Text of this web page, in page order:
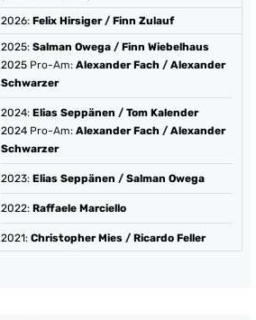
2026: Felix Hirsiger/ Finn Zulauf
2025: Salman Owega / Finn Wiebelhaus
2025 Pro-Am: Alexander Fach / Alexander
Schwarzer
2024: Elias Seppänen / Tom Kalender
2024 Pro-Am: Alexander Fach / Alexander
Schwarzer
2023: Elias Seppänen / Salman Owega
2022: Raffaele Marciello
2021: Christopher Mies / Ricardo Feller